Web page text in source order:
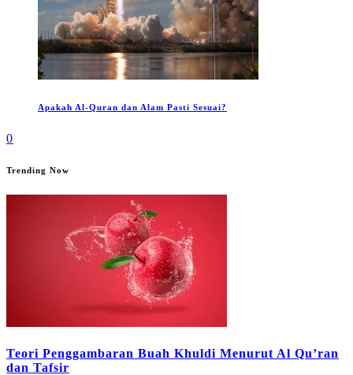
Apakah Al-Quran dan Alam Pasti Sesuai?
0
Trending Now
Teori Penggambaran Buah Khuldi Menurut Al Qu’ran
dan Tafsir